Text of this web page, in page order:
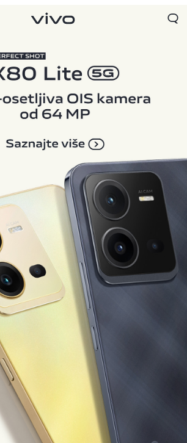
Serbia | Izaberite zemlju/region